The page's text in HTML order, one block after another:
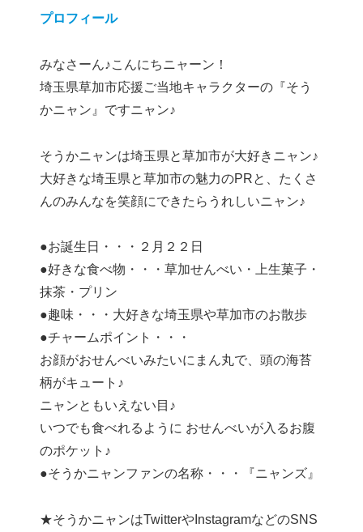
プロフィール
みなさーん♪こんにちニャーン！
埼玉県草加市応援ご当地キャラクターの『そう
かニャン』ですニャン♪
そうかニャンは埼玉県と草加市が大好きニャン♪
大好きな埼玉県と草加市の魅力のPRと、たくさ
んのみんなを笑顔にできたらうれしいニャン♪
●お誕生日・・・２月２２日
●好きな食べ物・・・草加せんべい・上生菓子・
抹茶・プリン
●趣味・・・大好きな埼玉県や草加市のお散歩
●チャームポイント・・・
お顔がおせんべいみたいにまん丸で、頭の海苔
柄がキュート♪
ニャンともいえない目♪
いつでも食べれるように おせんべいが入るお腹
のポケット♪
●そうかニャンファンの名称・・・『ニャンズ』
★そうかニャンはTwitterやInstagramなどのSNS